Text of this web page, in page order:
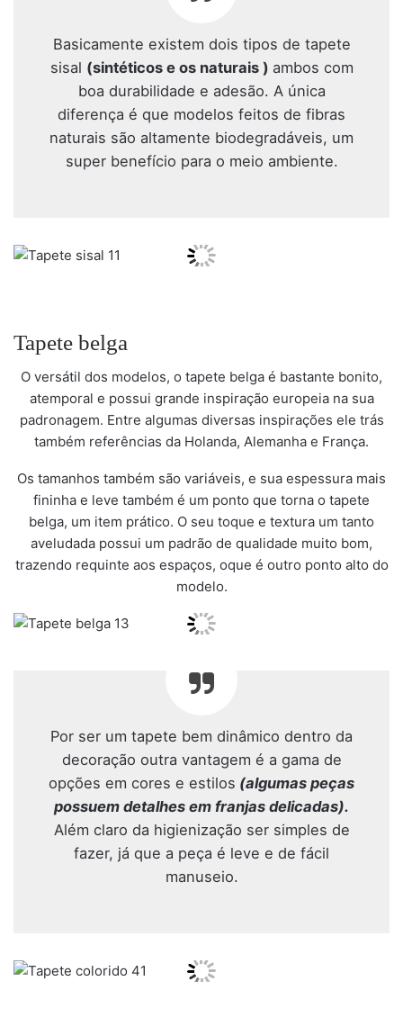
Basicamente existem dois tipos de tapete
sisal (sintéticos e os naturais ) ambos com
boa durabilidade e adesão. A única
diferença é que modelos feitos de fibras
naturais são altamente biodegradáveis, um
super benefício para o meio ambiente.
Tapete belga
O versátil dos modelos, o tapete belga é bastante bonito,
atemporal e possui grande inspiração europeia na sua
padronagem. Entre algumas diversas inspirações ele trás
também referências da Holanda, Alemanha e França.
Os tamanhos também são variáveis, e sua espessura mais
fininha e leve também é um ponto que torna o tapete
belga, um item prático. O seu toque e textura um tanto
aveludada possui um padrão de qualidade muito bom,
trazendo requinte aos espaços, oque é outro ponto alto do
modelo.
Por ser um tapete bem dinâmico dentro da
decoração outra vantagem é a gama de
opções em cores e estilos (algumas peças
possuem detalhes em franjas delicadas).
Além claro da higienização ser simples de
fazer, já que a peça é leve e de fácil
manuseio.